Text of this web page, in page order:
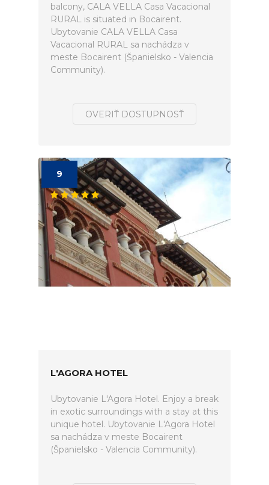
balcony, CALA VELLA Casa Vacacional
RURAL is situated in Bocairent.
Ubytovanie CALA VELLA Casa
Vacacional RURAL sa nachádza v
meste Bocairent (Španielsko - Valencia
Community).
OVERIŤ DOSTUPNOSŤ
9
L'AGORA HOTEL
Ubytovanie L'Agora Hotel. Enjoy a break
in exotic surroundings with a stay at this
unique hotel. Ubytovanie L'Agora Hotel
sa nachádza v meste Bocairent
(Španielsko - Valencia Community).